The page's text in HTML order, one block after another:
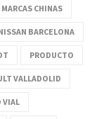
MARCAS CHINAS
BARCELONA
PRODUCTO
VALLADOLID
VIAL